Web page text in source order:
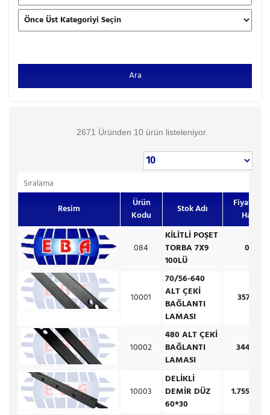
Ara
2671 Üründen 10 ürün listeleniyor.
Sıralama
Resim
Ürün
Kodu
Stok Adı
Fiyat
Hariç)
084
KİLİTLİ POŞET
TORBA 7X9
100LÜ
0,00
10001
70/56-640
ALT ÇEKİ
BAĞLANTI
LAMASI
357,50
10002
480 ALT ÇEKİ
BAĞLANTI
LAMASI
344,50
10003
DELİKLİ
DEMİR DÜZ
60*30
1.755,00